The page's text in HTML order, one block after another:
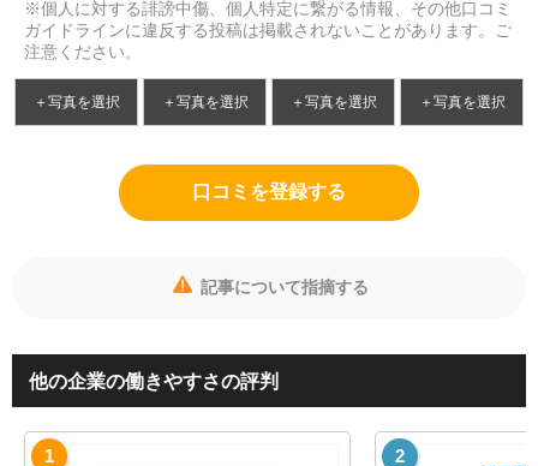
※個人に対する誹謗中傷、個人特定に繋がる情報、その他口コミ
ガイドラインに違反する投稿は掲載されないことがあります。ご
注意ください。
＋写真を選択 ＋写真を選択 ＋写真を選択 ＋写真を選択
口コミを登録する
記事について指摘する
他の企業の働きやすさの評判